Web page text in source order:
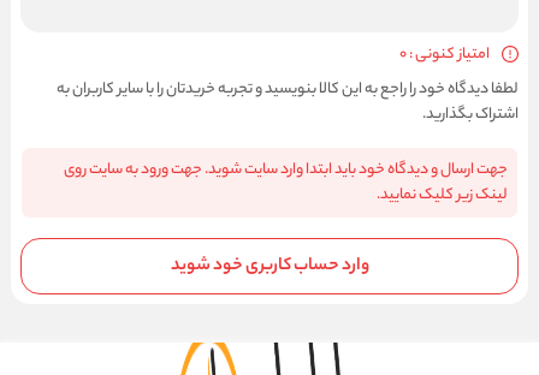
امتیاز کنونی : 0
لطفا دیدگاه خود را راجع به این کالا بنویسید و تجربه خریدتان را با سایر کاربران به
اشتراک بگذارید.
جهت ارسال و دیدگاه خود باید ابتدا وارد سایت شوید. جهت ورود به سایت روی
لینک زیر کلیک نمایید.
وارد حساب کاربری خود شوید